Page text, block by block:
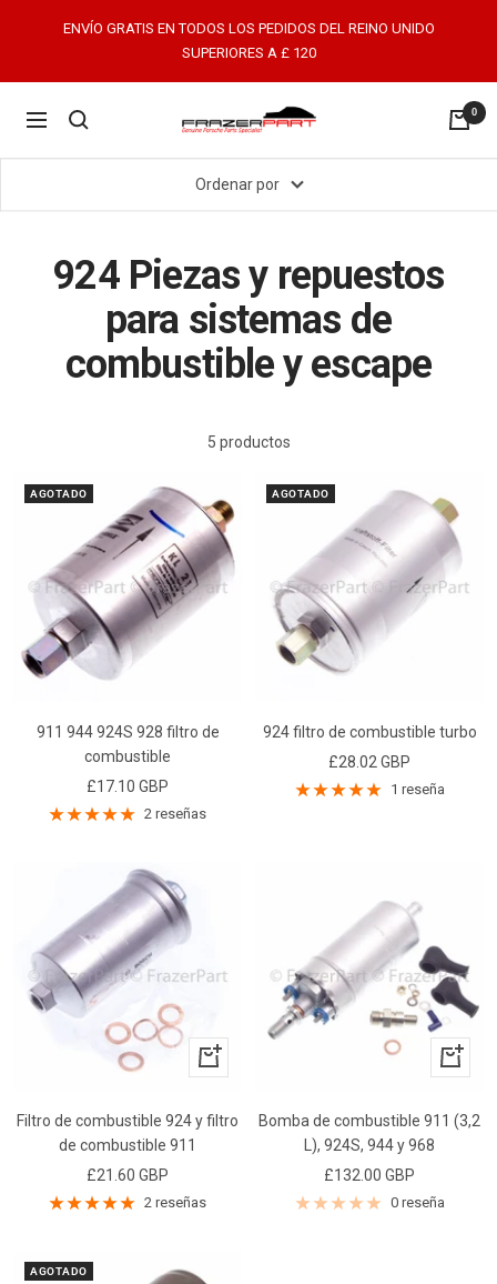
ENVÍO GRATIS EN TODOS LOS PEDIDOS DEL REINO UNIDO
SUPERIORES A £ 120
Navigación
FrazerPart
0
Ordenar por
924 Piezas y repuestos
para sistemas de
combustible y escape
5 productos
AGOTADO
911 944 924S 928 filtro de
combustible
Precio
de
£17.10 GBP
2 reseñas
AGOTADO
924 filtro de combustible turbo
Precio
de
£28.02 GBP
1 reseña
+
Añadir
Filtro de combustible 924 y filtro
de combustible 911
Precio
de
£21.60 GBP
2 reseñas
+
Añadir
Bomba de combustible 911 (3,2
L), 924S, 944 y 968
Precio
de
£132.00 GBP
0 reseña
AGOTADO